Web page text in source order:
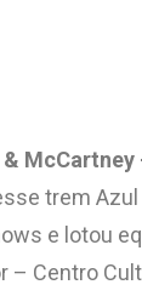
trem
e lotou
Centro